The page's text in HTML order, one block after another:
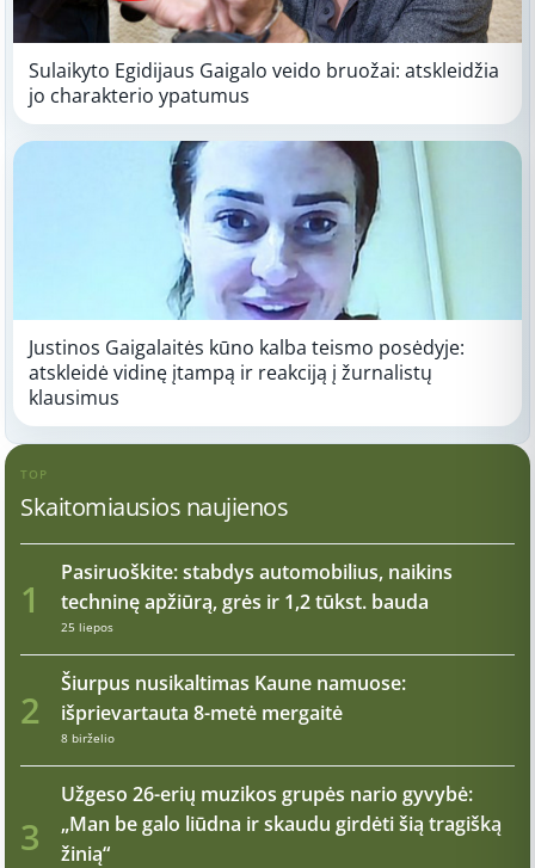
Sulaikyto Egidijaus Gaigalo veido bruožai: atskleidžia
jo charakterio ypatumus
Justinos Gaigalaitės kūno kalba teismo posėdyje:
atskleidė vidinę įtampą ir reakciją į žurnalistų
klausimus
TOP
Skaitomiausios naujienos
1
Pasiruoškite: stabdys automobilius, naikins
techninę apžiūrą, grės ir 1,2 tūkst. bauda
25 liepos
2
Šiurpus nusikaltimas Kaune namuose:
išprievartauta 8-metė mergaitė
8 birželio
3
Užgeso 26-erių muzikos grupės nario gyvybė:
„Man be galo liūdna ir skaudu girdėti šią tragišką
žinią“